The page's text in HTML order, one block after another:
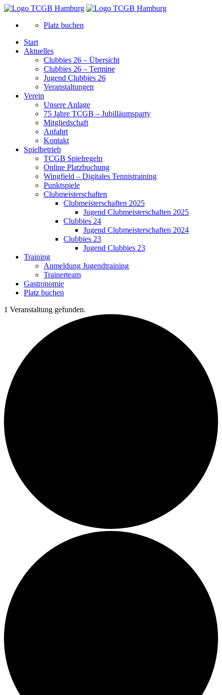
Platz buchen
Start
Aktuelles
Clubbies 26 – Übersicht
Clubbies 26 – Termine
Jugend Clubbies 26
Veranstaltungen
Verein
Unsere Anlage
75 Jahre TCGB – Jubilläumsparty
Mitgliedschaft
Anfahrt
Kontakt
Spielbetrieb
TCGB Spielregeln
Online Platzbuchung
Wingfield – Digitales Tennistraining
Punktspiele
Clubmeisterschaften
Clubmeisterschaften 2025
Jugend Clubmeisterschaften 2025
Clubbies 24
Jugend Clubmeisterschaften 2024
Clubbies 23
Jugend Clubbies 23
Training
Anmeldung Jugendtraining
Trainerteam
Gastronomie
Platz buchen
1 Veranstaltung gefunden.